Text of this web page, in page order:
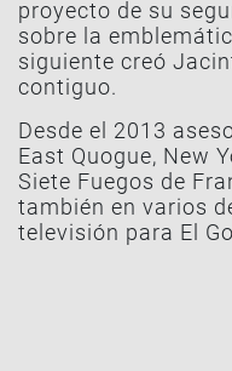
proyecto de su
sobre la
siguiente creó
contiguo.
Desde el 2013
East Quogue, New
Siete Fuegos de
también en varios
televisión para El